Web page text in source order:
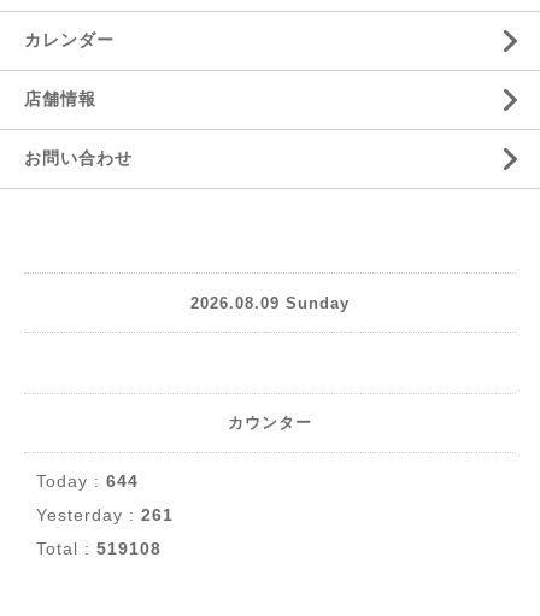
カレンダー
店舗情報
お問い合わせ
2026.08.09 Sunday
カウンター
Today : 644
Yesterday : 261
Total : 519108